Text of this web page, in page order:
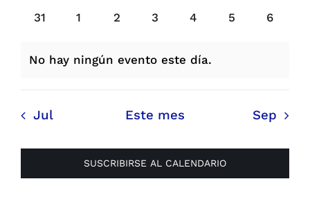
0
31
0
1
0
2
0
3
0
4
0
5
0
6
Aviso
No hay ningún evento este día.
Jul Este mes Sep
SUSCRIBIRSE AL CALENDARIO